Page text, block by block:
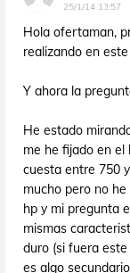
25/1/14 13:57
Hola ofertaman,
realizando en
Y ahora la
He estado
me he fijado en el
cuesta entre 750
mucho pero no
hp y mi pregunta
mismas
duro (si fuera
es algo